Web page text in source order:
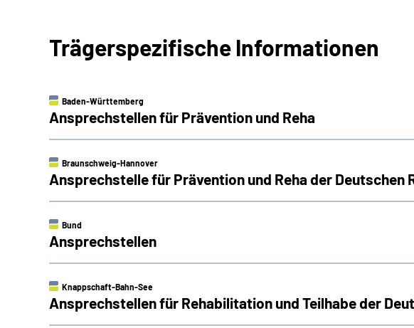
Trägerspezifische Informationen
Baden-Württemberg
Ansprechstellen für Prävention und Reha
Braunschweig-Hannover
Ansprechstelle für Prävention und Reha der
Bund
Ansprechstellen
Knappschaft-Bahn-See
Ansprechstellen für Rehabilitation und Teilhabe der